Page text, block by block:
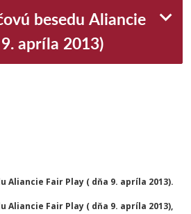
besedu Aliancie
apríla 2013)
Aliancie Fair Play ( dňa 9. apríla 2013).
Aliancie Fair Play ( dňa 9. apríla 2013),